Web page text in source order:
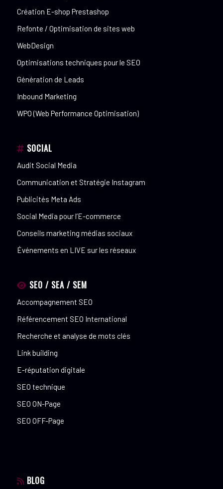
Création E-shop Prestashop
Refonte / Optimisation de sites web
WebDesign
Optimisations techniques pour le SEO
Génération de Leads
Inbound Marketing
WPO (Web Performance Optimisation)
SOCIAL
Audit Social Media
Communication et Stratégie Instagram
Publicités Meta Ads
Social Media pour l’E-commerce
Conseils marketing médias sociaux
Événements en LIVE sur les réseaux
SEO / SEA / SEM
Accompagnement SEO
Référencement SEO International
Recherche et analyse de mots clés
Link building
E-réputation digitale
SEO technique
SEO ON-Page
SEO OFF-Page
BLOG